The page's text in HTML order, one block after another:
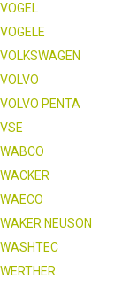
VOGEL
VOGELE
VOLKSWAGEN
VOLVO
VOLVO PENTA
VSE
WABCO
WACKER
WAECO
WAKER NEUSON
WASHTEC
WERTHER